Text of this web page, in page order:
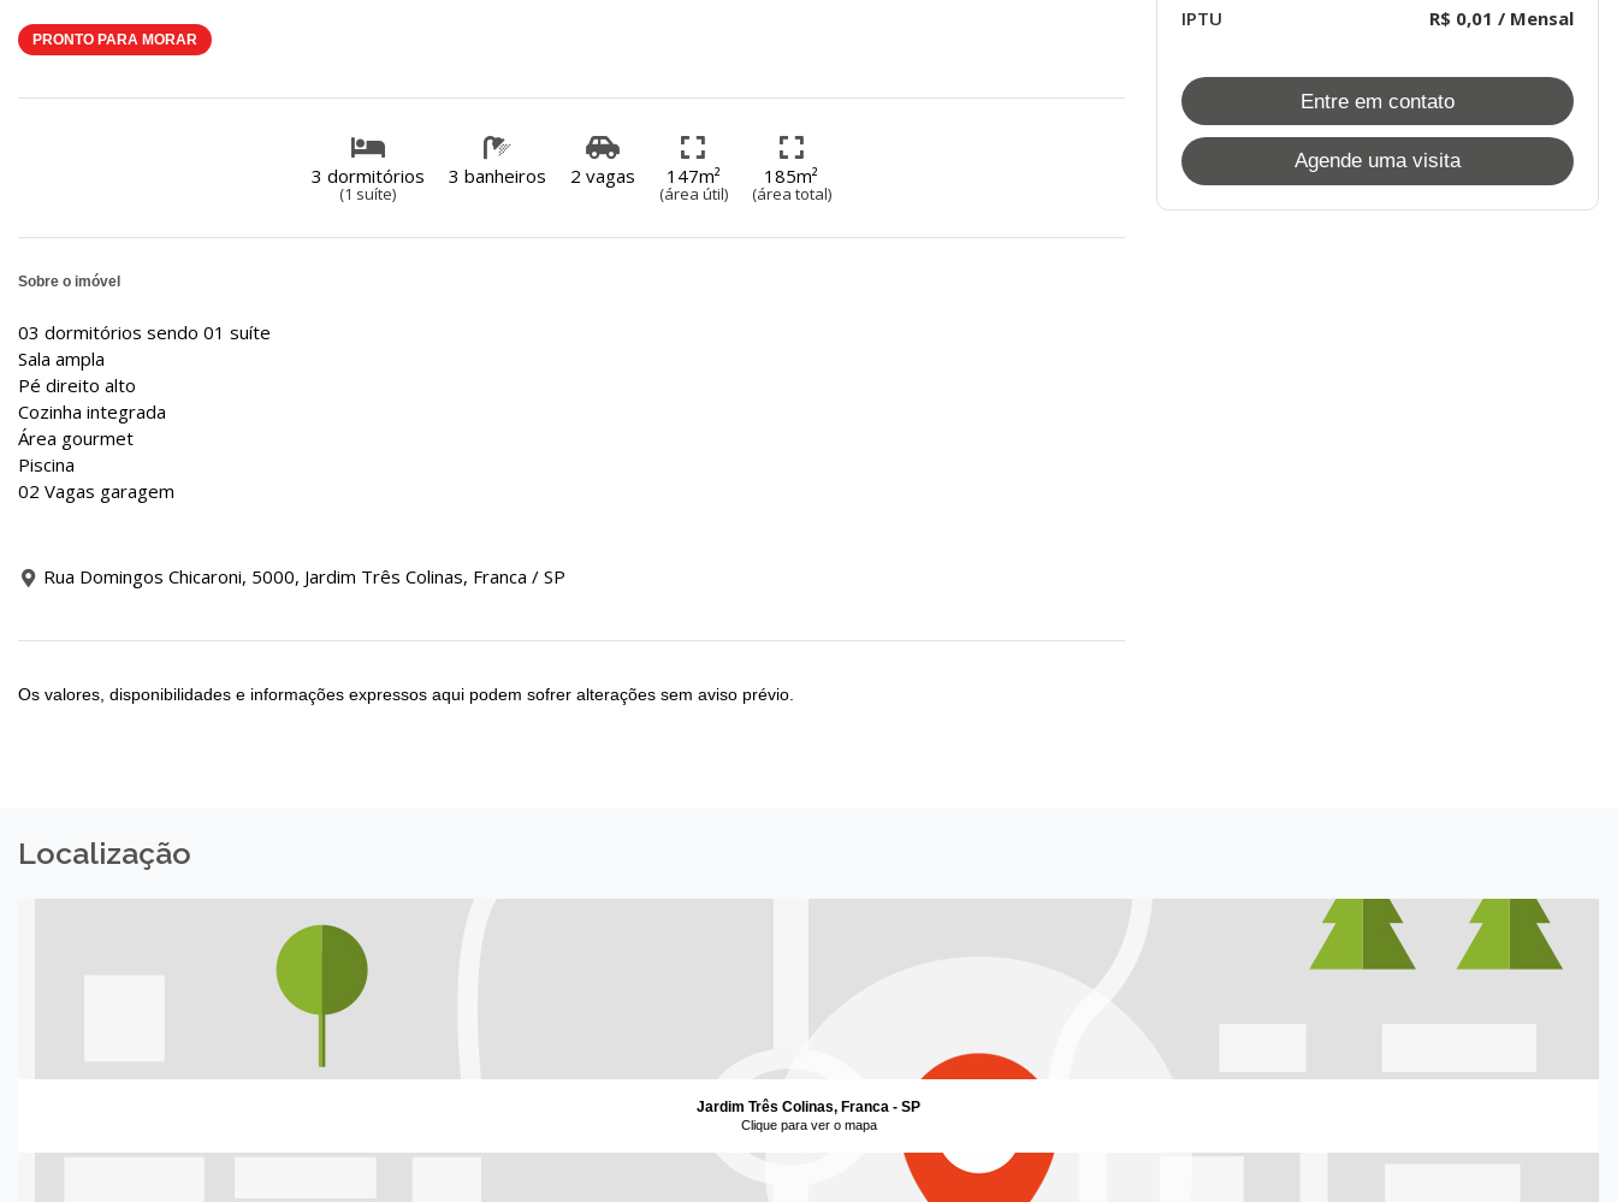
PRONTO PARA MORAR
3 dormitórios
(1 suíte)
3 banheiros 2 vagas 147m²
(área útil)
185m²
(área total)
Sobre o imóvel
03 dormitórios sendo 01 suíte
Sala ampla
Pé direito alto
Cozinha integrada
Área gourmet
Piscina
02 Vagas garagem
Rua Domingos Chicaroni, 5000, Jardim Três Colinas, Franca / SP
Os valores, disponibilidades e informações expressos aqui podem sofrer alterações sem aviso prévio.
IPTU
R$ 0,01 / Mensal
Entre em contato
Agende uma visita
Localização
Jardim Três Colinas, Franca - SP
Clique para ver o mapa